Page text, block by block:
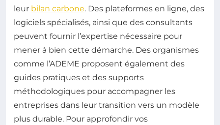
leur bilan carbone. Des plateformes en ligne, des
logiciels spécialisés, ainsi que des consultants
peuvent fournir l’expertise nécessaire pour
mener à bien cette démarche. Des organismes
comme l’ADEME proposent également des
guides pratiques et des supports
méthodologiques pour accompagner les
entreprises dans leur transition vers un modèle
plus durable. Pour approfondir vos